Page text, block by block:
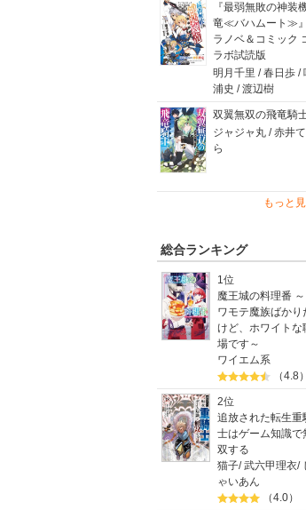
『最弱無敗の神装
竜≪バハムート≫』
ラノベ＆コミック
ラボ試読版
明月千里 / 春日歩 /
浦史 / 渡辺樹
双翼無双の飛竜騎
ジャジャ丸 / 赤井て
ら
もっと
総合ランキング
1位
魔王城の料理番 ～
ワモテ魔族ばかり
けど、ホワイトな
場です～
ワイエム系
（4.8）
2位
追放された転生重
士はゲーム知識で
双する
猫子/武六甲理衣/
ゃいあん
（4.0）